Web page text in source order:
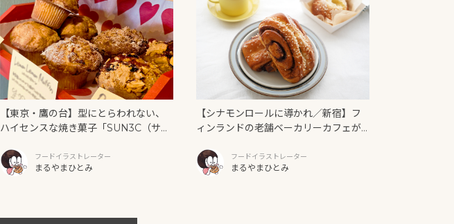
【東京・鷹の台】型にとらわれない、
ハイセンスな焼き菓子「SUN3C（サン
フードイラストレーター
まるやまひとみ
【シナモンロールに導かれ／新宿】フ
ィンランドの老舗ベーカリーカフェが
フードイラストレーター
まるやまひとみ